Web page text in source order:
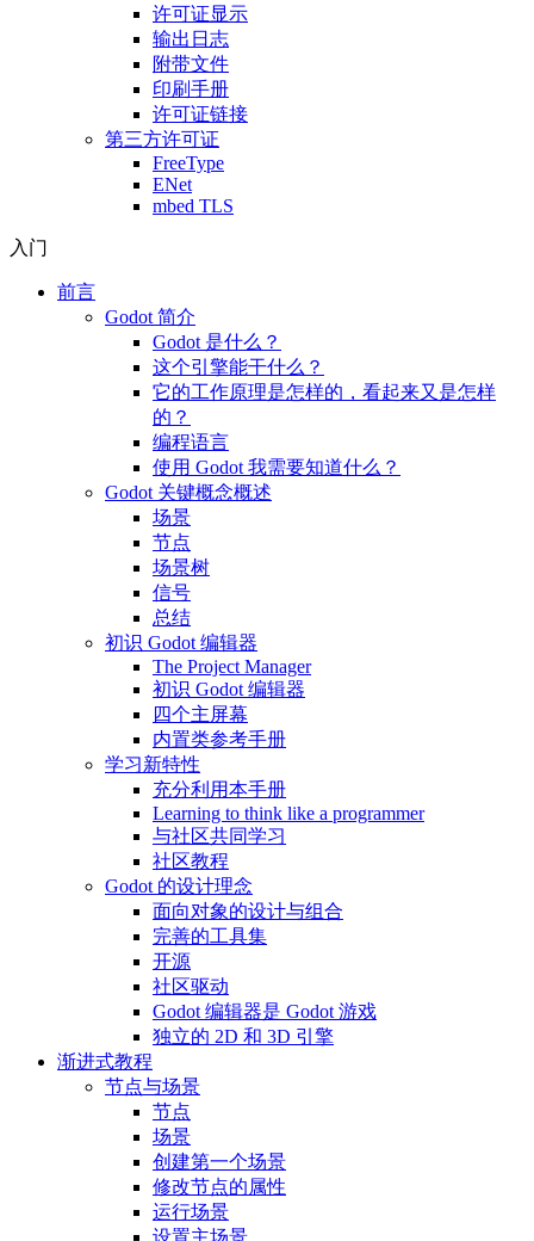
许可证显示
输出日志
附带文件
印刷手册
许可证链接
第三方许可证
FreeType
ENet
mbed TLS
入门
前言
Godot 简介
Godot 是什么？
这个引擎能干什么？
它的工作原理是怎样的，看起来又是怎样
的？
编程语言
使用 Godot 我需要知道什么？
Godot 关键概念概述
场景
节点
场景树
信号
总结
初识 Godot 编辑器
The Project Manager
初识 Godot 编辑器
四个主屏幕
内置类参考手册
学习新特性
充分利用本手册
Learning to think like a programmer
与社区共同学习
社区教程
Godot 的设计理念
面向对象的设计与组合
完善的工具集
开源
社区驱动
Godot 编辑器是 Godot 游戏
独立的 2D 和 3D 引擎
渐进式教程
节点与场景
节点
场景
创建第一个场景
修改节点的属性
运行场景
设置主场景